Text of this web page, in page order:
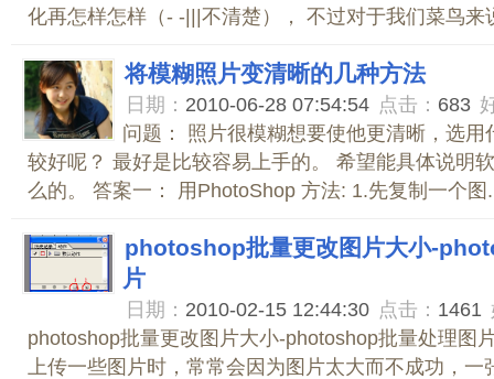
化再怎样怎样（- -|||不清楚）， 不过对于我们菜鸟来
将模糊照片变清晰的几种方法
日期： 2010-06-28 07:54:54 点击： 683
问题： 照片很模糊想要使他更清晰，选用
较好呢？ 最好是比较容易上手的。 希望能具体说明
么的。 答案一： 用PhotoShop 方法: 1.先复制一个图
photoshop批量更改图片大小-
片
日期： 2010-02-15 12:44:30 点击： 1461
photoshop批量更改图片大小-photoshop批量处理图
上传一些图片时，常常会因为图片太大而不成功，